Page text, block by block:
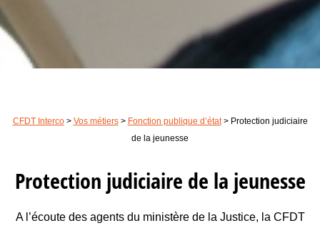
CFDT Interco> Vos métiers> Fonction publique d’état> Protection judiciaire
de la jeunesse
Protection judiciaire de la jeunesse
A l’écoute des agents du ministère de la Justice, la CFDT